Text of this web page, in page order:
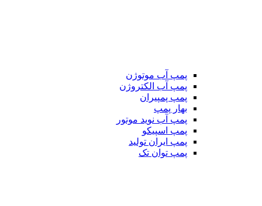
پمپ آب موتوژن
پمپ آب الکتروژن
پمپ پمپیران
بهار پمپ
پمپ آب نوید موتور
پمپ اسپیکو
پمپ ایران تولید
پمپ توان تک